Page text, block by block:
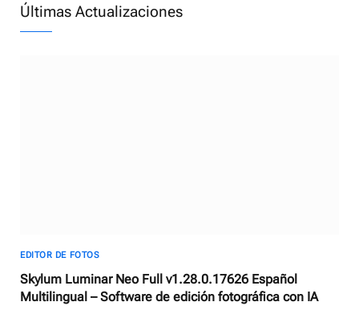
Últimas Actualizaciones
EDITOR DE FOTOS
Skylum Luminar Neo Full v1.28.0.17626 Español
Multilingual – Software de edición fotográfica con IA